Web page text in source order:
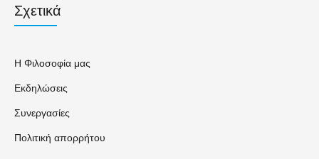
Σχετικά
Η Φιλοσοφία μας
Εκδηλώσεις
Συνεργασίες
Πολιτική απορρήτου